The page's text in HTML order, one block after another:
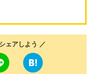
ェアしよう ／